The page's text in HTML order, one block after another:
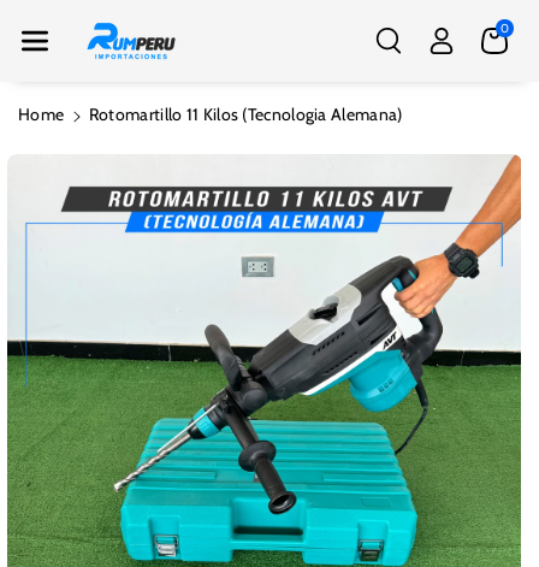
Nte Al Conte
Nido
0
Home Rotomartillo 11 Kilos (Tecnologia Alemana)
Ir
Información
Del Producto